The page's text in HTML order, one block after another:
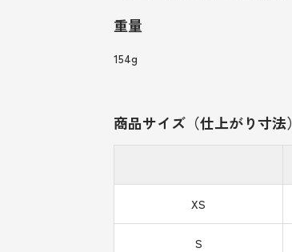
重量
154g
商品サイズ（仕上がり寸法）
XS
S